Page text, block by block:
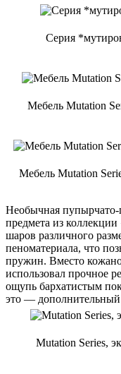
Серия
Мебель Mutation
Мебель Mutation
Необычная пупырчато-
предмета из
шаров различного
пеноматериала, что
пружин. Вместо
использовал прочное
ощупь бархатистым
это —
Mutation Series,